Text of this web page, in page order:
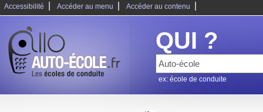
Accessibilité Accéder au menu Accéder au contenu
QUI ?
ex: école de conduite